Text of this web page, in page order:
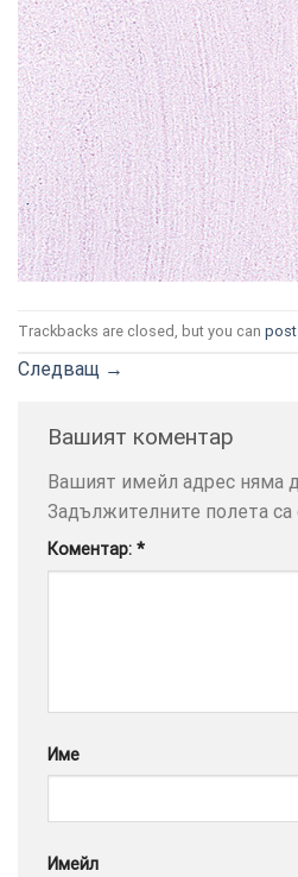
Trackbacks are closed, but you can post
Следващ →
Вашият коментар
Вашият имейл адрес няма
Задължителните полета са
Коментар: *
Име
Имейл
× ТОЗИ
САЙТ
ИЗПОЛЗВА
ПОВЕЧЕ
ИНФОРМАЦИЯ
ДА
НАМЕРИТЕ
ТУК.
УСЛУГИ ОПЦИИ